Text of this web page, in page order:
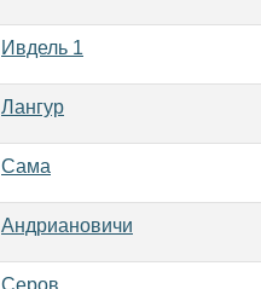
Ивдель 1
Лангур
Сама
Андриановичи
Серов